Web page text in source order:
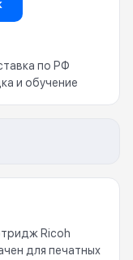
по РФ
и обучение
Ricoh
для печатных